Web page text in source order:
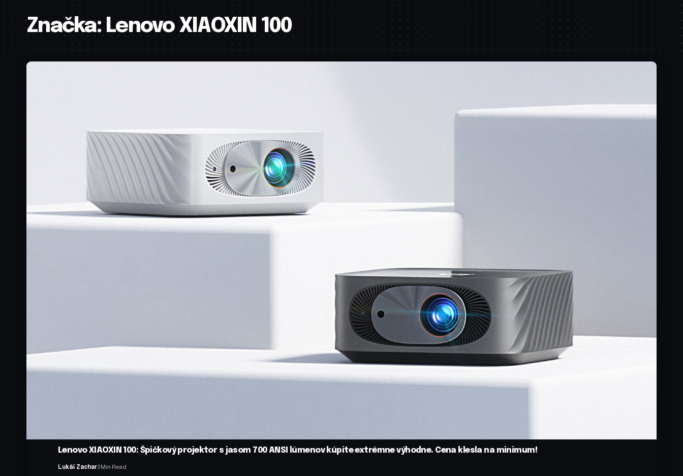
Značka: Lenovo XIAOXIN 100
Lenovo XIAOXIN 100: Špičkový projektor s jasom 700 ANSI lúmenov kúpite extrémne výhodne. Cena klesla na minimum!
Lukáš Zachar3 Min Read